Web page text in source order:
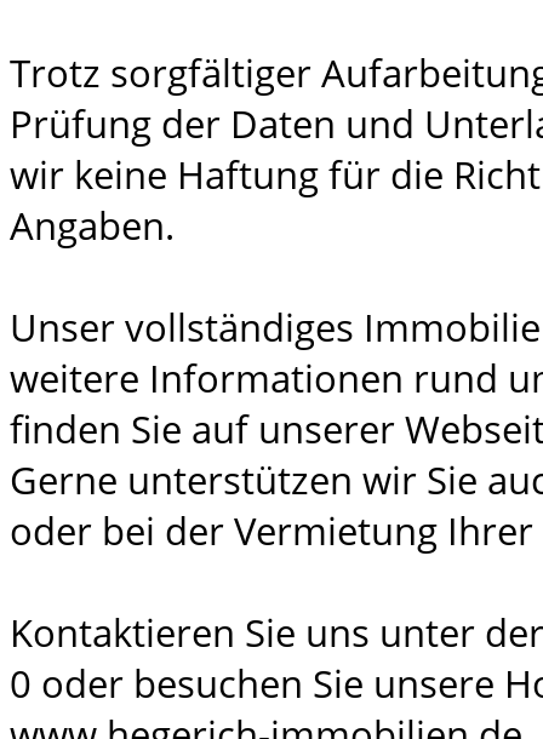
Trotz sorgfältiger
Prüfung der Daten und
wir keine Haftung für die
Angaben.
Unser vollständiges
weitere Informationen rund
finden Sie auf unserer
Gerne unterstützen wir Sie
oder bei der Vermietung
Kontaktieren Sie uns unter
0 oder besuchen Sie unsere